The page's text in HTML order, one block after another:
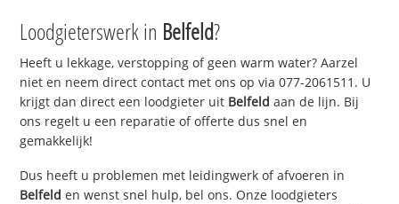
Loodgieterswerk in Belfeld?
Heeft u lekkage, verstopping of geen warm water? Aarzel
niet en neem direct contact met ons op via 077-2061511. U
krijgt dan direct een loodgieter uit Belfeld aan de lijn. Bij
ons regelt u een reparatie of offerte dus snel en
gemakkelijk!
Dus heeft u problemen met leidingwerk of afvoeren in
Belfeld en wenst snel hulp, bel ons. Onze loodgieters